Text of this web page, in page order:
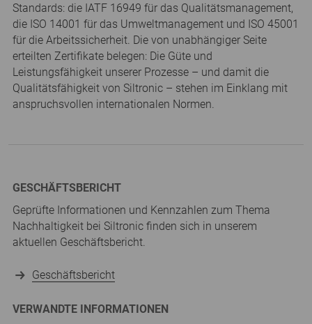
Standards: die IATF 16949 für das Qualitätsmanagement,
die ISO 14001 für das Umweltmanagement und ISO 45001
für die Arbeitssicherheit. Die von unabhängiger Seite
erteilten Zertifikate belegen: Die Güte und
Leistungsfähigkeit unserer Prozesse – und damit die
Qualitätsfähigkeit von Siltronic – stehen im Einklang mit
anspruchsvollen internationalen Normen.
GESCHÄFTSBERICHT
Geprüfte Informationen und Kennzahlen zum Thema
Nachhaltigkeit bei Siltronic finden sich in unserem
aktuellen Geschäftsbericht.
Geschäftsbericht
VERWANDTE INFORMATIONEN